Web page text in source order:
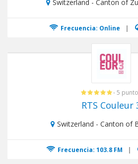
Switzerland - Canton of
Frecuencia: Online |
- 5
RTS Couleur
Switzerland - Canton of
Frecuencia: 103.8 FM |